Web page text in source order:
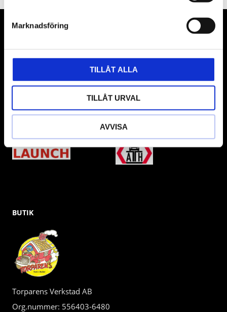
Marknadsföring
TILLÅT ALLA
TILLÅT URVAL
AVVISA
VÅRA LEVERANTÖRER
Våra främsta leverantörer är KS Tools verktyg, ATH billyftar
& däckmaskiner och Master luftmaskiner. Kontakta oss
gärna om vad som helst då vi gör vårt yttersta för att hjälpa
BUTIK
Torparens Verkstad AB
Org.nummer: 556403-6480